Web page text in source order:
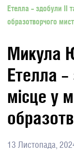
Етелла – здобули ІІ
образотворчого
Микула
Етелла –
місце у
13 Листопада,